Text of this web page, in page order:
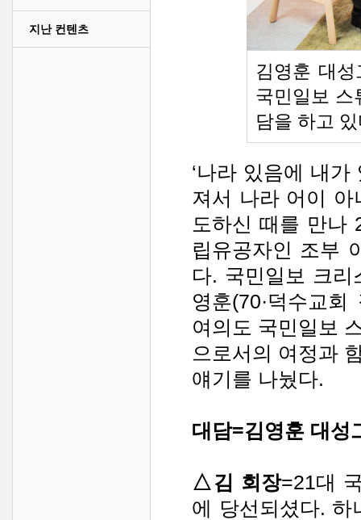
지난 컨텐츠
김영훈 대
국민일보 스
담을 하고
‘나라 있음에 내
져서 나라 어이 아
도하신 때를 만나
립유공자인 조부
다. 국민일보 크
영훈(70·덕수교
여의도 국민일보
으로서의 여정과
얘기를 나눴다.
대담=김영훈 대성
△김 회장=21대
에 당선되셨다. 하